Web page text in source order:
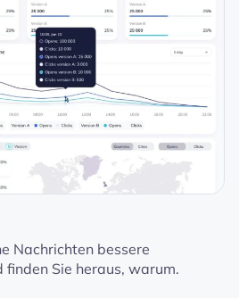
Nachrichten bessere
finden Sie heraus, warum.